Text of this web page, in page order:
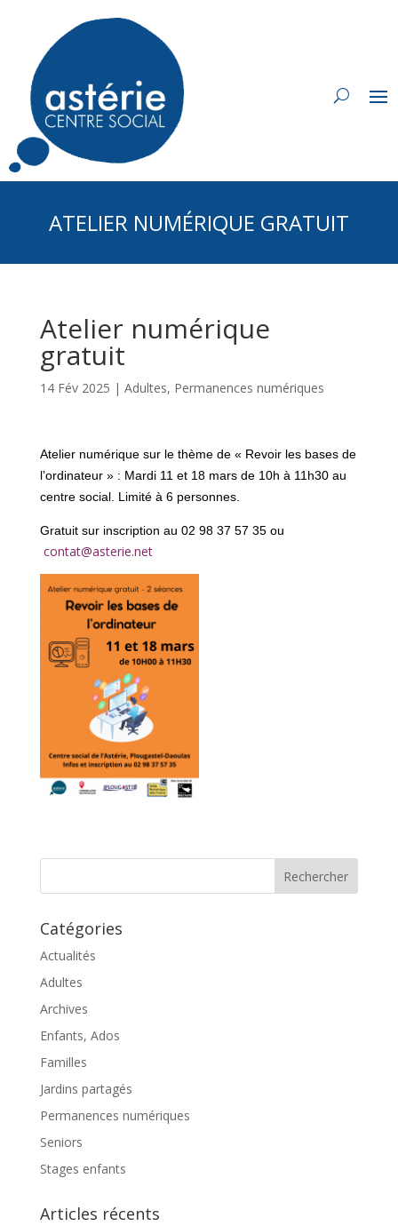
ATELIER NUMÉRIQUE GRATUIT
Atelier numérique
gratuit
14 Fév 2025 | Adultes, Permanences numériques
Atelier numérique sur le thème de « Revoir les bases de
l’ordinateur » : Mardi 11 et 18 mars de 10h à 11h30 au
centre social. Limité à 6 personnes.
Gratuit sur inscription au 02 98 37 57 35 ou
contat@asterie.net
Catégories
Actualités
Adultes
Archives
Enfants, Ados
Familles
Jardins partagés
Permanences numériques
Seniors
Stages enfants
Articles récents